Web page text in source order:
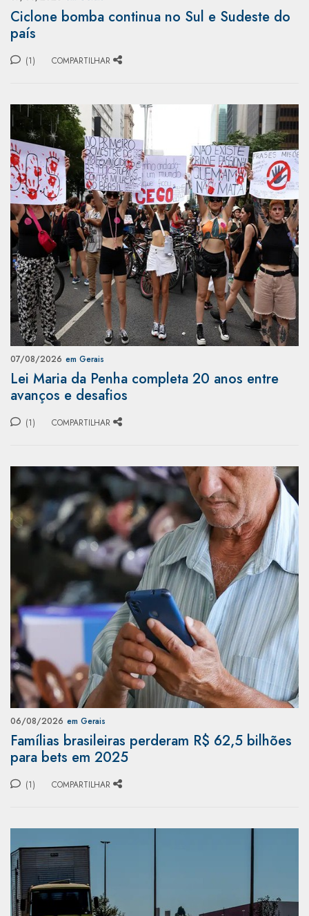
Ciclone bomba continua no Sul e Sudeste do
país
(1) COMPARTILHAR
07/08/2026 em Gerais
Lei Maria da Penha completa 20 anos entre
avanços e desafios
(1) COMPARTILHAR
06/08/2026 em Gerais
Famílias brasileiras perderam R$ 62,5 bilhões
para bets em 2025
(1) COMPARTILHAR